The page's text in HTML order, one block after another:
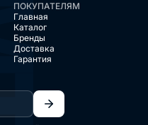
ПОКУПАТЕЛЯМ
Главная
Каталог
Бренды
Доставка
Гарантия